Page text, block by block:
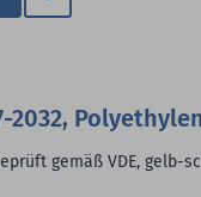
Zum
gemäß VDE, gelb-